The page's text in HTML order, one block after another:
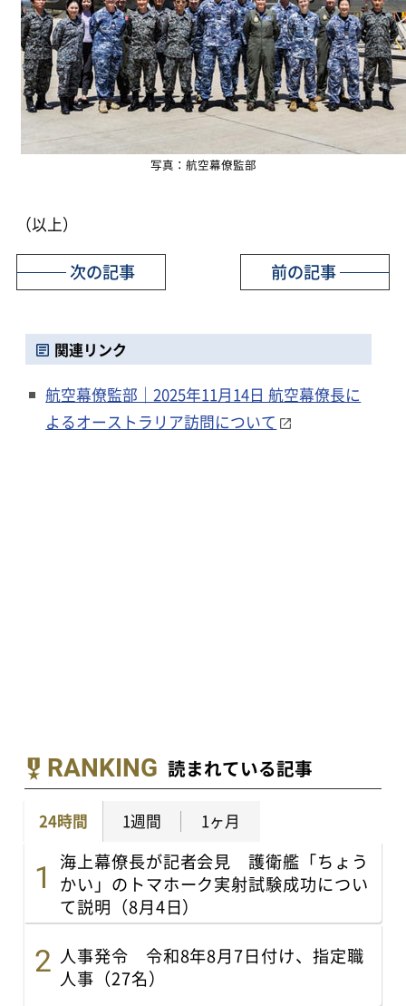
写真：航空幕僚監部
（以上）
前の記事
次の記事
関連リンク
航空幕僚監部｜2025年11月14日 航空幕僚長に
よるオーストラリア訪問について
RANKING 読まれている記事
24時間 1週間 1ヶ月
海上幕僚長が記者会見 護衛艦「ちょう
かい」のトマホーク実射試験成功につい
て説明（8月4日）
人事発令 令和8年8月7日付け、指定職
人事（27名）